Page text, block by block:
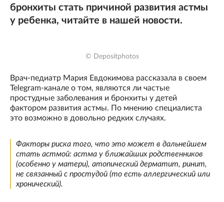
бронхиты стать причиной развития астмы
у ребенка, читайте в нашей новости.
© Depositphotos
Врач-педиатр Мария Евдокимова рассказала в своем
Telegram-канале о том, являются ли частые
простудные заболевания и бронхиты у детей
фактором развития астмы. По мнению специалиста
это возможно в довольно редких случаях.
Факторы риска того, что это может в дальнейшем
стать астмой: астма у ближайших родственников
(особенно у матери), атопический дерматит, ринит,
не связанный с простудой (то есть аллергический или
хронический).